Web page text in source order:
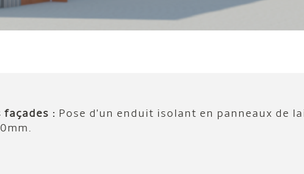
façades : Pose d'un enduit isolant en panneaux de